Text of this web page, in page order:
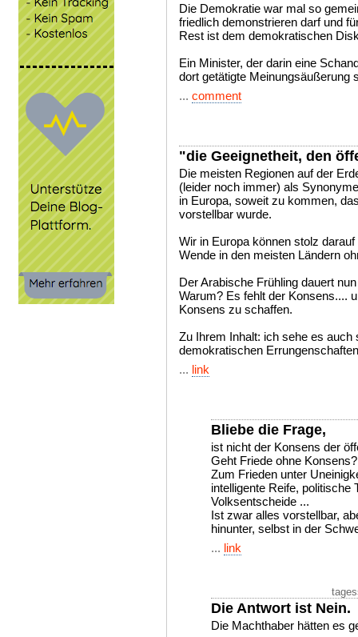
Die Demokratie war mal so
friedlich demonstrieren darf und
Rest ist dem demokratischen
Ein Minister, der darin eine
dort getätigte Meinungsäußerung
... comment
"die Geeignetheit, den
Die meisten Regionen auf der
(leider noch immer) als
in Europa, soweit zu kommen,
vorstellbar wurde.
Wir in Europa können stolz
Wende in den meisten Ländern
Der Arabische Frühling dauert
Warum? Es fehlt der Konsens....
Konsens zu schaffen.
Zu Ihrem Inhalt: ich sehe es
demokratischen
... link
Bliebe die Frage,
ist nicht der Konsens der
Geht Friede ohne Konsens?
Zum Frieden unter
intelligente Reife, politische
Volksentscheide ...
Ist zwar alles vorstellbar,
hinunter, selbst in der
... link
Die Antwort ist Nein.
Die Machthaber hätten es